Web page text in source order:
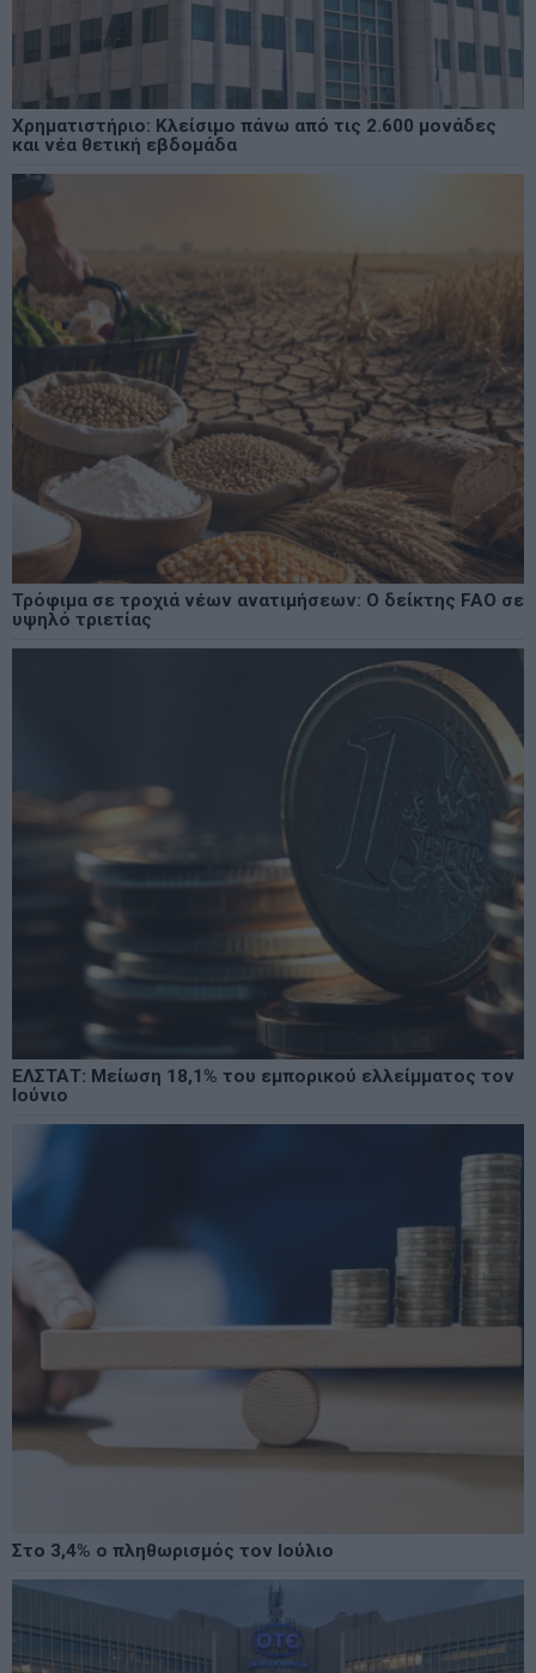
Χρηματιστήριο: Κλείσιμο πάνω από τις 2.600 μονάδες
και νέα θετική εβδομάδα
Τρόφιμα σε τροχιά νέων ανατιμήσεων: Ο δείκτης FAO σε
υψηλό τριετίας
ΕΛΣΤΑΤ: Μείωση 18,1% του εμπορικού ελλείμματος τον
Ιούνιο
Στο 3,4% ο πληθωρισμός τον Ιούλιο